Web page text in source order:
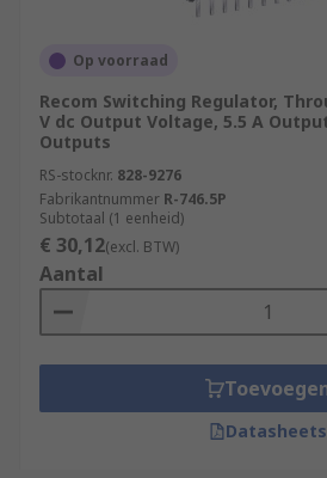
Op voorraad
Recom Switching Regulator,
V dc Output Voltage, 5.5 A
Outputs
RS-stocknr. 828-9276
Fabrikantnummer R-746.5P
Subtotaal (1 eenheid)
€ 30,12(excl. BTW)
Aantal
Datasheets